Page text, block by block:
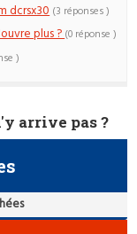
dcrsx30 (3 réponses )
plus ?(0 réponse )
)
arrive pas ?